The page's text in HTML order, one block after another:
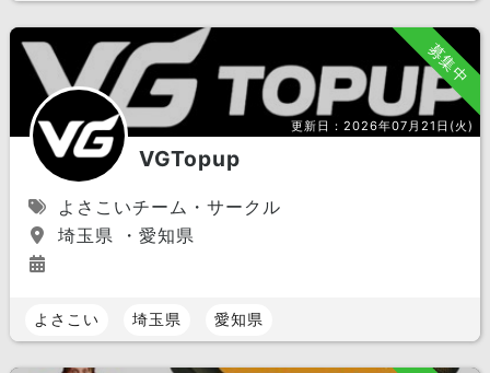
募集中
更新日： 2026年07月21日(火)
VGTopup
よさこいチーム・サークル
埼玉県 ・愛知県
よさこい 埼玉県 愛知県